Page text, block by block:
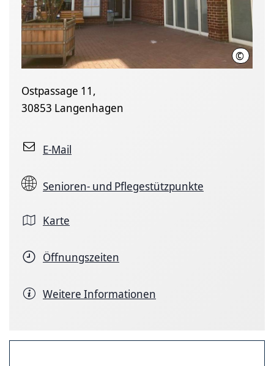
© Region
Ostpassage 11,
30853 Langenhagen
E-Mail
Senioren- und Pflegestützpunkte
Karte
Öffnungszeiten
Weitere Informationen